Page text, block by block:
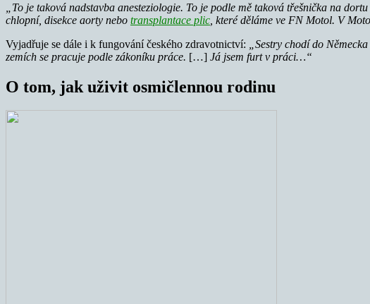
„To je taková nadstavba anesteziologie. To je podle mě taková třešnička na
chlopní, disekce aorty nebo transplantace plic , které děláme ve FN Motol. V
Vyjadřuje se dále i k fungování českého zdravotnictví: „Sestry chodí do
zemích se pracuje podle zákoníku práce. […] Já jsem furt v práci…“
O tom, jak uživit osmičlennou rodinu